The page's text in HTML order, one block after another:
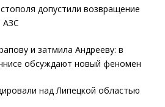
допустили возвращение
АЗС
и затмила Андрееву: в
обсуждают новый феномен
над Липецкой областью